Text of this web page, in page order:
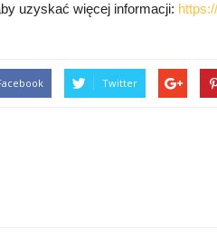
uzyskać więcej informacji:
Twitter